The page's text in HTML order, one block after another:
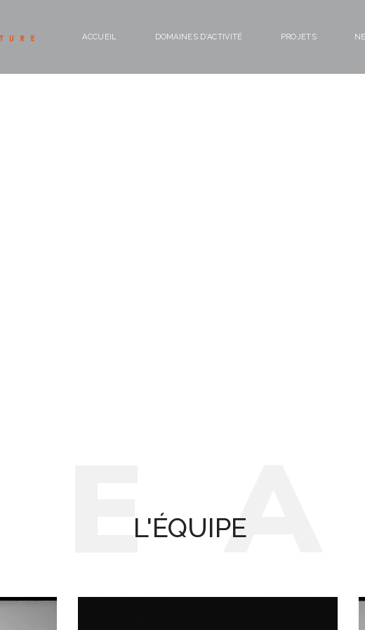
ACCUEIL DOMAINES D’ACTIVITÉ PROJETS
E
L'ÉQUIPE